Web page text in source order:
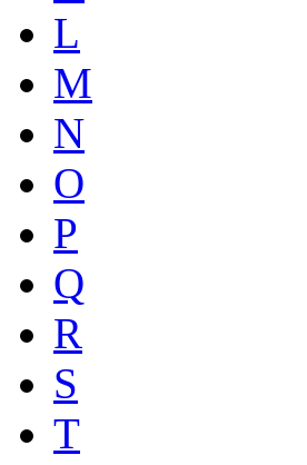
L
M
N
O
P
Q
R
S
T